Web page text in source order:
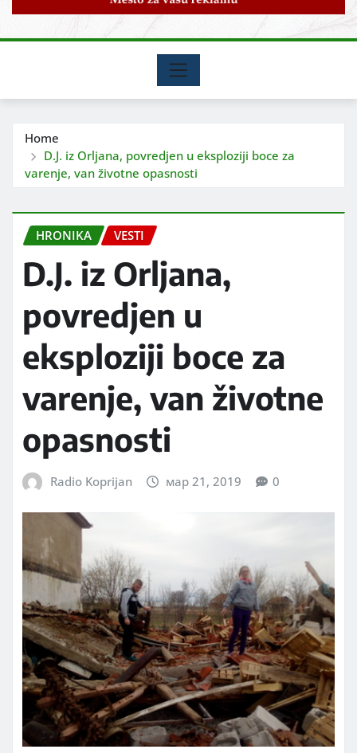
Home
D.J. iz Orljana, povredjen u eksploziji boce za
varenje, van životne opasnosti
HRONIKA VESTI
D.J. iz Orljana,
povredjen u
eksploziji boce za
varenje, van životne
opasnosti
Radio Koprijan мар 21, 2019 0